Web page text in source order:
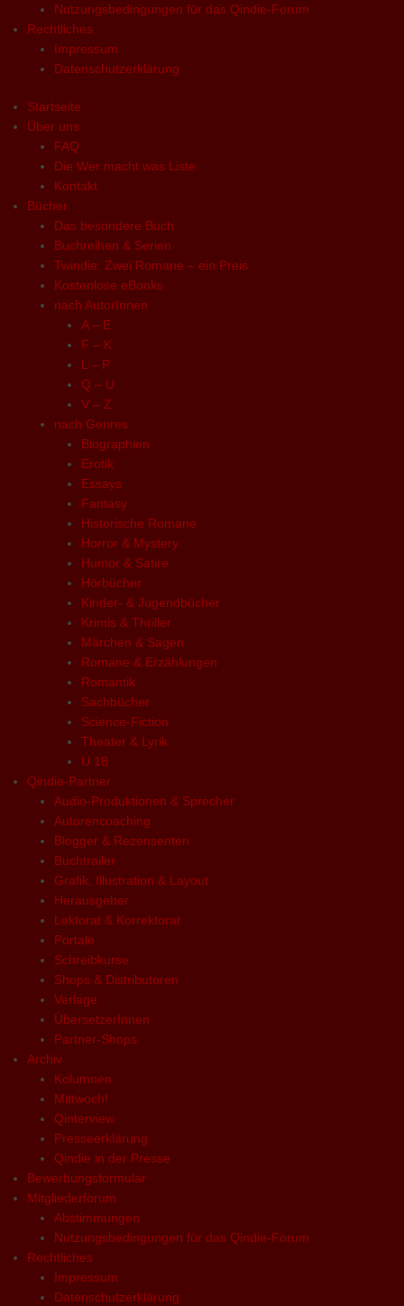
Nutzungsbedingungen für das Qindie-Forum
Rechtliches
Impressum
Datenschutzerklärung
Startseite
Über uns
FAQ
Die Wer macht was Liste
Kontakt
Bücher
Das besondere Buch
Buchreihen & Serien
Twindie: Zwei Romane – ein Preis
Kostenlose eBooks
nach AutorInnen
A – E
F – K
L – P
Q – U
V – Z
nach Genres
Biographien
Erotik
Essays
Fantasy
Historische Romane
Horror & Mystery
Humor & Satire
Hörbücher
Kinder- & Jugendbücher
Krimis & Thriller
Märchen & Sagen
Romane & Erzählungen
Romantik
Sachbücher
Science-Fiction
Theater & Lyrik
U 18
Qindie-Partner
Audio-Produktionen & Sprecher
Autorencoaching
Blogger & Rezensenten
Buchtrailer
Grafik, Illustration & Layout
Herausgeber
Lektorat & Korrektorat
Portale
Schreibkurse
Shops & Distributoren
Verlage
ÜbersetzerInnen
Partner-Shops
Archiv
Kolumnen
Mittwoch!
Qinterview
Presseerklärung
Qindie in der Presse
Bewerbungsformular
Mitgliederforum
Abstimmungen
Nutzungsbedingungen für das Qindie-Forum
Rechtliches
Impressum
Datenschutzerklärung